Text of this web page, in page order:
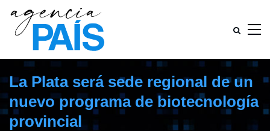
La Plata será sede regional de un
nuevo programa de biotecnología
provincial